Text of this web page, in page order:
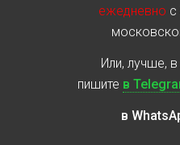
ежедневно с
Или, лучше,
пишите в
в